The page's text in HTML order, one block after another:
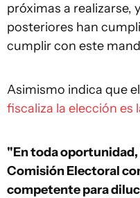
próximas a realizarse,
posteriores han
cumplir con este
Asimismo indica que
fiscaliza la elección es
"En toda oportunidad,
Comisión Electoral
competente para